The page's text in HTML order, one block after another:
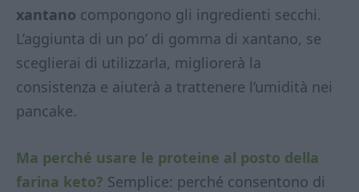
xantano compongono gli ingredienti secchi.
L’aggiunta di un po’ di gomma di xantano, se
sceglierai di utilizzarla, migliorerà la
consistenza e aiuterà a trattenere l’umidità nei
pancake.
Ma perché usare le proteine al posto della
farina keto? Semplice: perché consentono di